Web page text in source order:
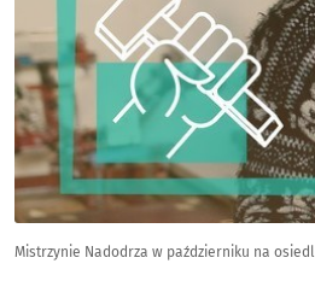
Mistrzynie Nadodrza w październiku na